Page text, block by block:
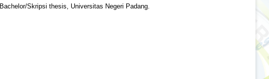
Bachelor/Skripsi thesis, Universitas Negeri Padang.